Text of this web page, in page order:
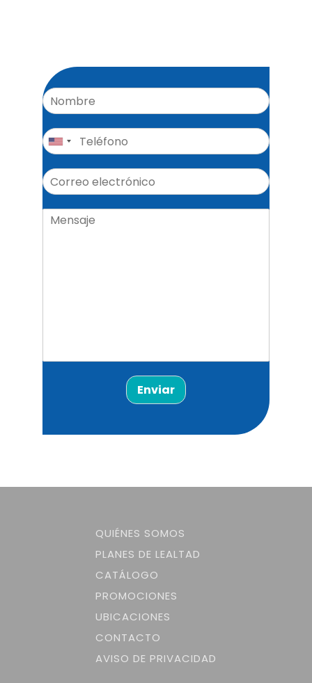
Enviar
QUIÉNES SOMOS
PLANES DE LEALTAD
CATÁLOGO
PROMOCIONES
UBICACIONES
CONTACTO
AVISO DE PRIVACIDAD